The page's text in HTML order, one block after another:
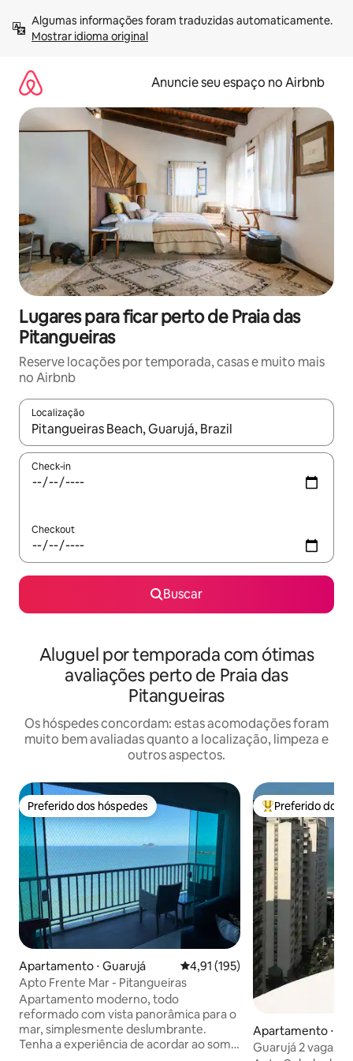
para
Mostrar idioma original
Anuncie seu espaço no Airbnb
Lugares para ficar perto de Praia das
Pitangueiras
Reserve locações por temporada, casas e muito mais
no Airbnb
Localização
Quando os resultados estiverem disponíveis, explore-os
Check-in
Checkout
Buscar
Aluguel por temporada com ótimas
avaliações perto de Praia das
Pitangueiras
Os hóspedes concordam: estas acomodações foram
muito bem avaliadas quanto a localização, limpeza e
outros aspectos.
Preferido dos hóspedes
Preferido dos hóspedes
Apartamento ⋅ Guarujá 4,91 de uma avaliação média de
4,91 (195)
Apto Frente Mar - Pitangueiras
Apartamento moderno, todo
reformado com vista panorâmica para o
mar, simplesmente deslumbrante.
Tenha a experiência de acordar ao som
Entre os
Preferido dos
Apartamento ⋅
Guarujá 2 vagas,